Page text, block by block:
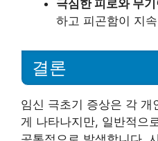
극심한 피로와 무기
하고 피곤함이 지
결론
임신 극초기 증상은 각 개
게 나타나지만, 일반적으